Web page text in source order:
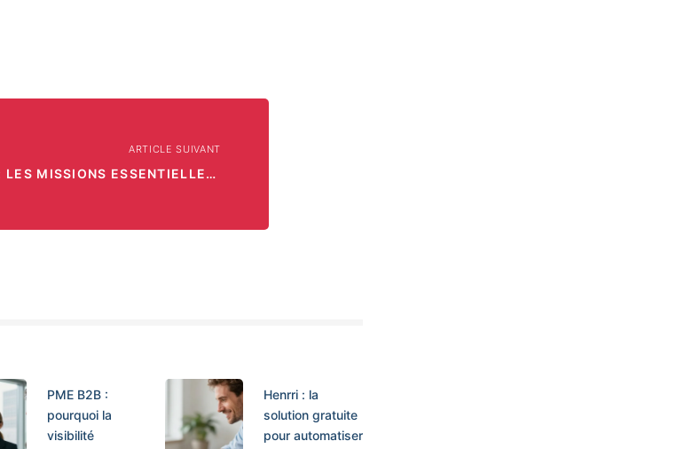
ARTICLE SUIVANT
SERVICE PAIE : LES MISSIONS ESSENTIELLES POUR UNE GESTION RH EFFICACE
PME B2B :
pourquoi la
visibilité
Henrri : la
solution gratuite
pour automatiser